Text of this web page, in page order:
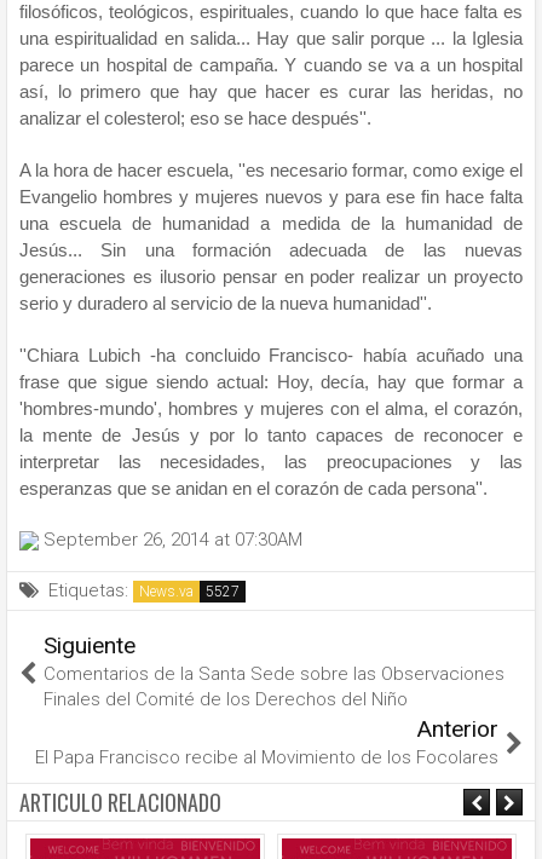
filosóficos, teológicos, espirituales, cuando lo que hace falta es
una espiritualidad en salida... Hay que salir porque ... la Iglesia
parece un hospital de campaña. Y cuando se va a un hospital
así, lo primero que hay que hacer es curar las heridas, no
analizar el colesterol; eso se hace después''.
A la hora de hacer escuela, ''es necesario formar, como exige el
Evangelio hombres y mujeres nuevos y para ese fin hace falta
una escuela de humanidad a medida de la humanidad de
Jesús... Sin una formación adecuada de las nuevas
generaciones es ilusorio pensar en poder realizar un proyecto
serio y duradero al servicio de la nueva humanidad''.
''Chiara Lubich -ha concluido Francisco- había acuñado una
frase que sigue siendo actual: Hoy, decía, hay que formar a
'hombres-mundo', hombres y mujeres con el alma, el corazón,
la mente de Jesús y por lo tanto capaces de reconocer e
interpretar las necesidades, las preocupaciones y las
esperanzas que se anidan en el corazón de cada persona''.
September 26, 2014 at 07:30AM
Etiquetas: News.va
Siguiente
Comentarios de la Santa Sede sobre las Observaciones
Finales del Comité de los Derechos del Niño
Anterior
El Papa Francisco recibe al Movimiento de los Focolares
ARTICULO RELACIONADO